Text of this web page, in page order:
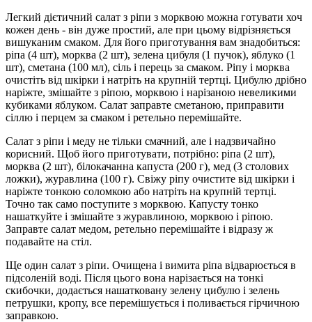
Легкий дієтичний салат з ріпи з морквою можна готувати хоч
кожен день - він дуже простий, але при цьому відрізняється
вишуканим смаком. Для його приготування вам знадобиться:
ріпа (4 шт), морква (2 шт), зелена цибуля (1 пучок), яблуко (1
шт), сметана (100 мл), сіль і перець за смаком. Ріпу і морква
очистіть від шкірки і натріть на крупній тертці. Цибулю дрібно
наріжте, змішайте з ріпою, морквою і нарізаною невеликими
кубиками яблуком. Салат заправте сметаною, приправити
сіллю і перцем за смаком і ретельно перемішайте.
Салат з ріпи і меду не тільки смачний, але і надзвичайно
корисний. Щоб його приготувати, потрібно: ріпа (2 шт),
морква (2 шт), білокачанна капуста (200 г), мед (3 столових
ложки), журавлина (100 г). Свіжу ріпу очистите від шкірки і
наріжте тонкою соломкою або натріть на крупній тертці.
Точно так само поступите з морквою. Капусту тонко
нашаткуйте і змішайте з журавлиною, морквою і ріпою.
Заправте салат медом, ретельно перемішайте і відразу ж
подавайте на стіл.
Ще один салат з ріпи. Очищена і вимита ріпа відварюється в
підсоленій воді. Після цього вона нарізається на тонкі
скибочки, додається нашатковану зелену цибулю і зелень
петрушки, кропу, все перемішується і поливається гірчичною
заправкою.